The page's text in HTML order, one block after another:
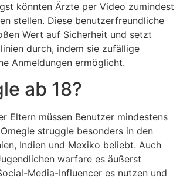
könnten Ärzte per Video zumindest
stellen. Diese benutzerfreundliche
Wert auf Sicherheit und setzt
durch, indem sie zufällige
Anmeldungen ermöglicht.
ab 18?
Eltern müssen Benutzer mindestens
struggle besonders in den
Indien und Mexiko beliebt. Auch
warfare es äußerst
Media-Influencer es nutzen und